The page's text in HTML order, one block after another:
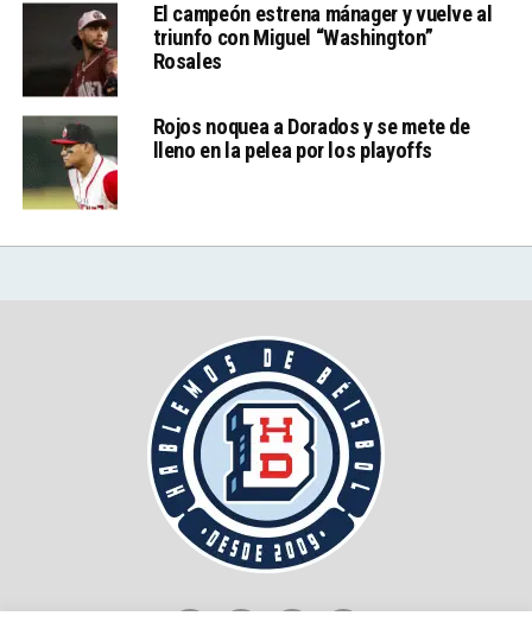
El campeón estrena mánager y vuelve al
triunfo con Miguel “Washington”
Rosales
Rojos noquea a Dorados y se mete de
lleno en la pelea por los playoffs